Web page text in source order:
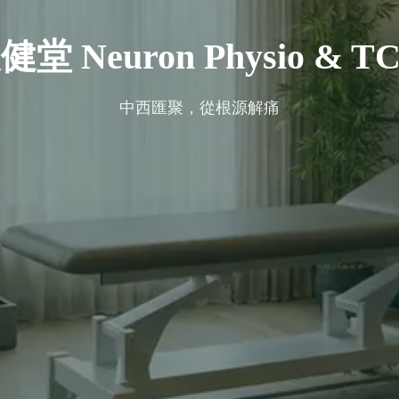
堂 Neuron Physio &
中西匯聚，從根源解痛